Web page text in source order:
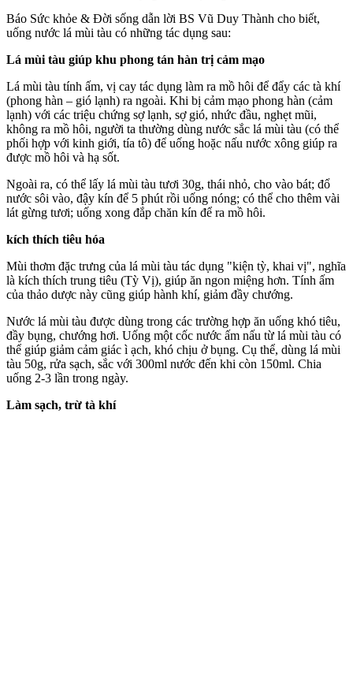
Báo Sức khỏe & Đời sống dẫn lời BS Vũ Duy Thành cho biết,
uống nước lá mùi tàu có những tác dụng sau:
Lá mùi tàu giúp khu phong tán hàn trị cảm mạo
Lá mùi tàu tính ấm, vị cay tác dụng làm ra mồ hôi để đẩy các tà khí
(phong hàn – gió lạnh) ra ngoài. Khi bị cảm mạo phong hàn (cảm
lạnh) với các triệu chứng sợ lạnh, sợ gió, nhức đầu, nghẹt mũi,
không ra mồ hôi, người ta thường dùng nước sắc lá mùi tàu (có thể
phối hợp với kinh giới, tía tô) để uống hoặc nấu nước xông giúp ra
được mồ hôi và hạ sốt.
Ngoài ra, có thể lấy lá mùi tàu tươi 30g, thái nhỏ, cho vào bát; đổ
nước sôi vào, đậy kín để 5 phút rồi uống nóng; có thể cho thêm vài
lát gừng tươi; uống xong đắp chăn kín để ra mồ hôi.
kíc‌h thí‌ch tiêu hóa
Mùi thơm đặc trưng của lá mùi tàu tác dụng "kiện tỳ, khai vị", nghĩa
là kíc‌h thí‌ch trung tiêu (Tỳ Vị), giúp ăn ngon miệng hơn. Tính ấm
của thảo dược này cũng giúp hành khí, giảm đầy chướng.
Nước lá mùi tàu được dùng trong các trường hợp ăn uống khó tiêu,
đầy bụng, chướng hơi. Uống một cốc nước ấm nấu từ lá mùi tàu có
thể giúp giảm cảm giác ì ạch, khó chịu ở bụng. Cụ thể, dùng lá mùi
tàu 50g, rửa sạch, sắc với 300ml nước đến khi còn 150ml. Chia
uống 2-3 lần trong ngày.
Làm sạch, trừ tà khí